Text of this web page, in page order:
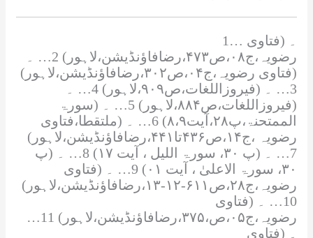
1… ۔ (فتاوی
رضویہ،ج۰۸،ص۴۷۳،رضافاؤنڈیشن،لاہور) 2… ۔
(فتاوی رضویہ،ج۰۴،ص۳۰۲،رضافاؤنڈیشن،لاہور)
3… ۔ (فیروزاللغات،ص۹۰۹،لاہور) 4… ۔
(فیروزاللغات،ص۸۸۴،لاہور) 5… ۔ (سورۃ
الممتحنۃ،پ۲۸،آیت۸،۹) 6… ۔ (ملتقطا،فتاوی
رضویہ ،ج۱۴،ص۴۳۶تا۴۴۱،رضافاؤنڈیشن،لاہور)
7… ۔ (پ ۳۰، سورۃ اللیل ، آیت ۱۷) 8… ۔ (پ
۳۰، سورۃ الاعلیٰ ، آیت ۰۱) 9… ۔ (فتاوی
رضویہ،ج۲۸،ص۶۱۱-۱۲-۱۳،رضافاؤنڈیشن،لاہور)
10… ۔ (فتاوی
رضویہ،ج۰۵،ص،۳۷۵،رضافاؤنڈیشن،لاہور) 11…
۔ (فتاوی